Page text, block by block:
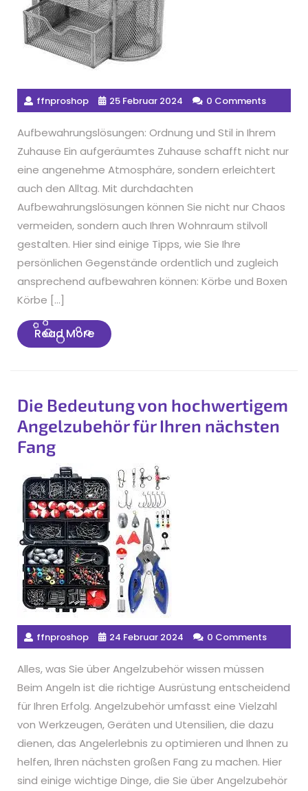
ffnproshop 25 Februar 2024 0 Comments
Aufbewahrungslösungen: Ordnung und Stil in Ihrem
Zuhause Ein aufgeräumtes Zuhause schafft nicht nur
eine angenehme Atmosphäre, sondern erleichtert
auch den Alltag. Mit durchdachten
Aufbewahrungslösungen können Sie nicht nur Chaos
vermeiden, sondern auch Ihren Wohnraum stilvoll
gestalten. Hier sind einige Tipps, wie Sie Ihre
persönlichen Gegenstände ordentlich und zugleich
ansprechend aufbewahren können: Körbe und Boxen
Körbe […]
Read MoreRead
More
Die Bedeutung von hochwertigem
Angelzubehör für Ihren nächsten
Fang
ffnproshop 24 Februar 2024 0 Comments
Alles, was Sie über Angelzubehör wissen müssen
Beim Angeln ist die richtige Ausrüstung entscheidend
für Ihren Erfolg. Angelzubehör umfasst eine Vielzahl
von Werkzeugen, Geräten und Utensilien, die dazu
dienen, das Angelerlebnis zu optimieren und Ihnen zu
helfen, Ihren nächsten großen Fang zu machen. Hier
sind einige wichtige Dinge, die Sie über Angelzubehör